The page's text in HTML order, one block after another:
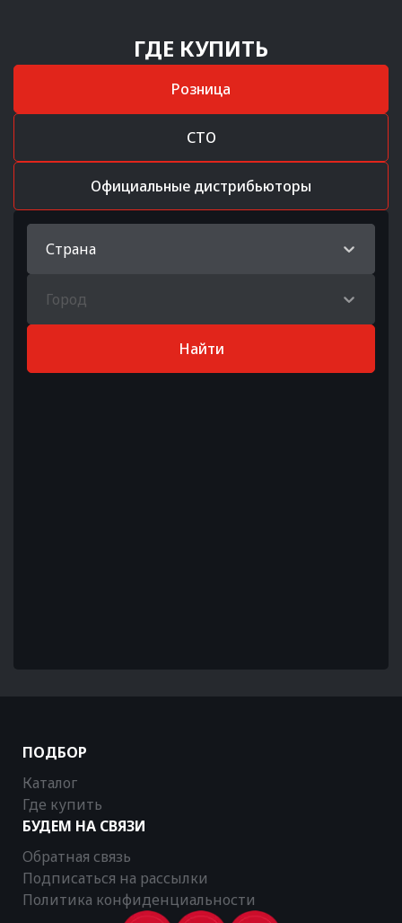
ГДЕ КУПИТЬ
Розница
СТО
Официальные дистрибьюторы
Страна
Город
Найти
ПОДБОР
Каталог
Где купить
БУДЕМ НА СВЯЗИ
Обратная связь
Подписаться на рассылки
Политика конфиденциальности